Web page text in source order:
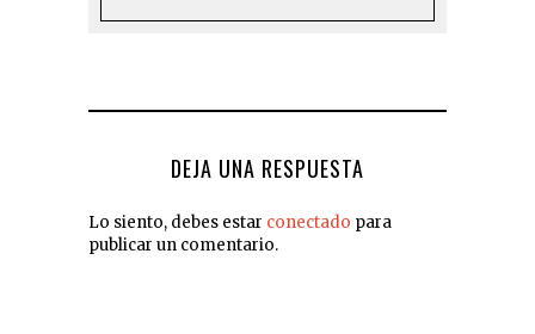
DEJA UNA RESPUESTA
Lo siento, debes estar conectado para
publicar un comentario.